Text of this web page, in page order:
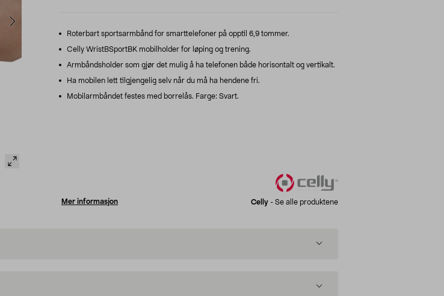
Roterbart sportsarmbånd for smarttelefoner på opptil 6,9 tommer.
Celly WristBSportBK mobilholder for løping og trening.
Armbåndsholder som gjør det mulig å ha telefonen både horisontalt og vertikalt.
Ha mobilen lett tilgjengelig selv når du må ha hendene fri.
Mobilarmbåndet festes med borrelås. Farge: Svart.
Mer informasjon Celly - Se alle produktene